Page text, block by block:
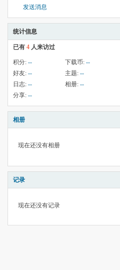
发送消息
统计信息
已有 4 人来访过
积分: -- 下载币: --
好友: -- 主题: --
日志: -- 相册: --
分享: --
相册
现在还没有相册
记录
现在还没有记录